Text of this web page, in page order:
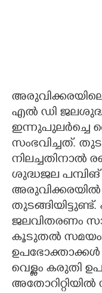
എൽ ഡി
ഇന്നുപുലർച്ചെ
സംഭവിച്ചത്.
നിലച്ചതിനാൽ
ശുദ്ധജല പമ്പിങ്
അരുവിക്കരയിൽ
ജലവിതരണം
കൂടുതൽ സമയം
ഉപഭോക്താക്കൾ
വെള്ളം കരുതി
അതോറിറ്റിയിൽ